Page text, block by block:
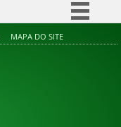
Simplifique!
MAPA DO SITE